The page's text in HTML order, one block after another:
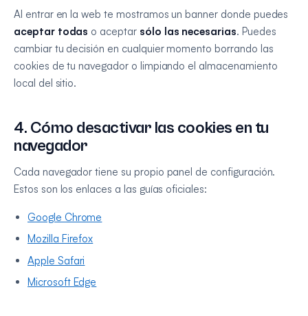
Al entrar en la web te mostramos un banner donde puedes
aceptar todas o aceptar sólo las necesarias. Puedes
cambiar tu decisión en cualquier momento borrando las
cookies de tu navegador o limpiando el almacenamiento
local del sitio.
4. Cómo desactivar las cookies en tu
navegador
Cada navegador tiene su propio panel de configuración.
Estos son los enlaces a las guías oficiales:
Google Chrome
Mozilla Firefox
Apple Safari
Microsoft Edge